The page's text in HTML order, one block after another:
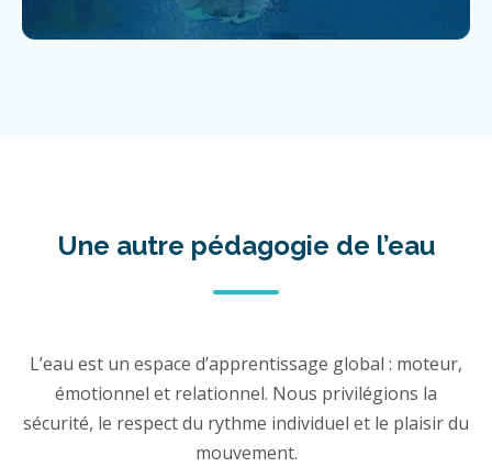
Une autre pédagogie de l’eau
L’eau est un espace d’apprentissage global : moteur,
émotionnel et relationnel. Nous privilégions la
sécurité, le respect du rythme individuel et le plaisir du
mouvement.